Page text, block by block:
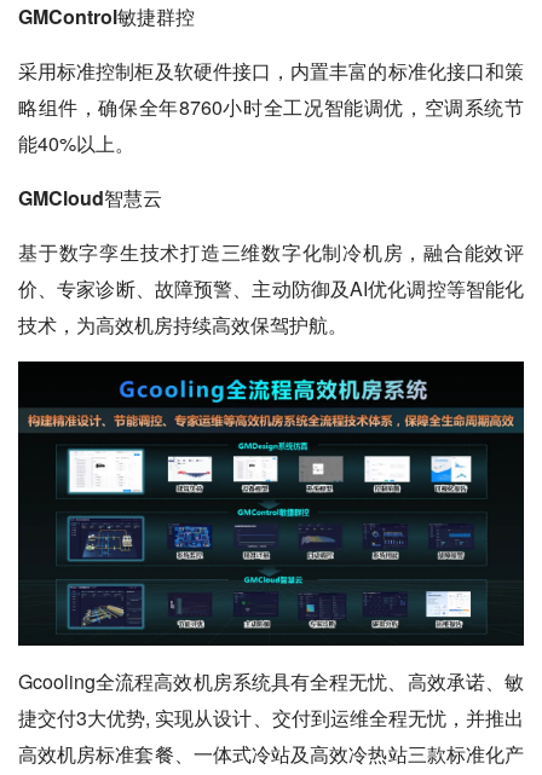
GMControl敏捷群控
采用标准控制柜及软硬件接口，内置丰富的标准化接口和策
略组件，确保全年8760小时全工况智能调优，空调系统节
能40%以上。
GMCloud智慧云
基于数字孪生技术打造三维数字化制冷机房，融合能效评
价、专家诊断、故障预警、主动防御及AI优化调控等智能化
技术，为高效机房持续高效保驾护航。
Gcooling全流程高效机房系统具有全程无忧、高效承诺、敏
捷交付3大优势, 实现从设计、交付到运维全程无忧，并推出
高效机房标准套餐、一体式冷站及高效冷热站三款标准化产